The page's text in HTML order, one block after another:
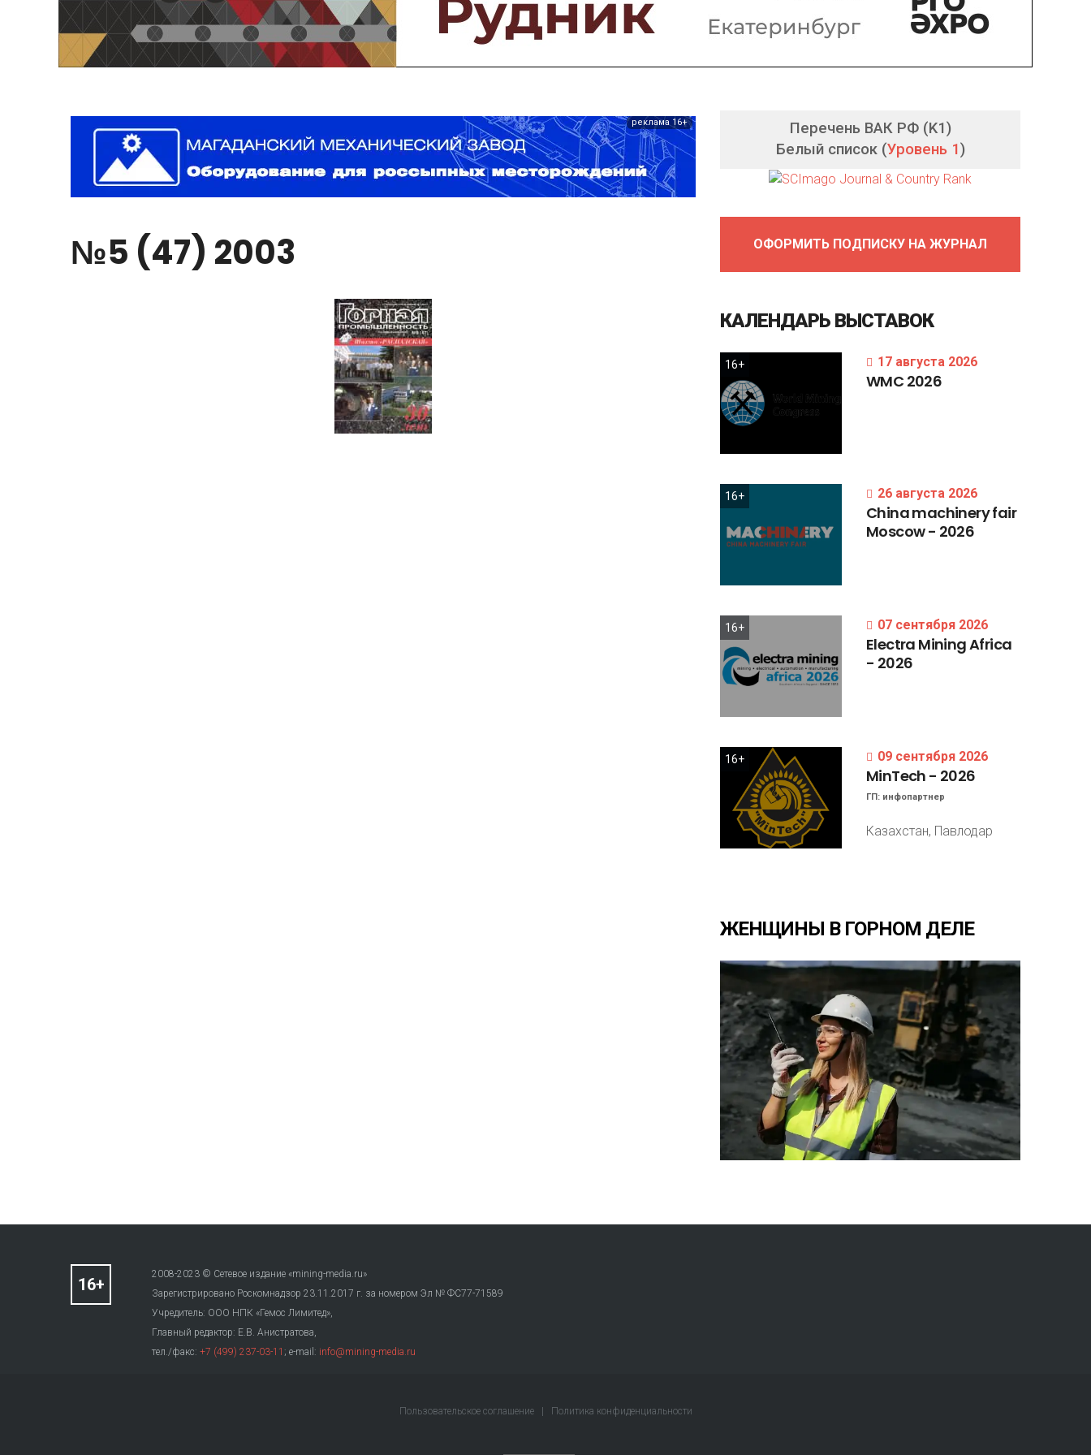
Предприятия и компании
Интервью
Выставки, Конференции
реклама 16+
№5 (47) 2003
Перечень ВАК РФ (K1)
Белый список (Уровень 1)
ОФОРМИТЬ ПОДПИСКУ НА ЖУРНАЛ
КАЛЕНДАРЬ ВЫСТАВОК
16+ 17 августа 2026
WMC 2026
16+ 26 августа 2026
Chinamachineryfair
Moscow- 2026
16+ 07 сентября 2026
Electra MiningAfrica
- 2026
16+ 09 сентября 2026
MinTech - 2026
ГП: инфопартнер
Казахстан, Павлодар
ЖЕНЩИНЫ В ГОРНОМ ДЕЛЕ
2008-2023 © Сетевое издание «mining-media.ru»
Зарегистрировано Роскомнадзор 23.11.2017 г. за номером Эл № ФС77-71589
Учредитель: ООО НПК «Гемос Лимитед»,
Главный редактор: Е.В. Анистратова,
тел./факс: +7 (499) 237-03-11 ; e-mail: info@mining-media.ru
Пользовательское соглашение Политика конфиденциальности